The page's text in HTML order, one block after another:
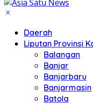
Daerah
Liputan Provinsi
Balangan
Banjar
Banjarbaru
Banjarmasin
Batola